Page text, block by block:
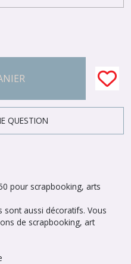
QUESTION
pour scrapbooking, arts
aussi décoratifs. Vous
de scrapbooking, art